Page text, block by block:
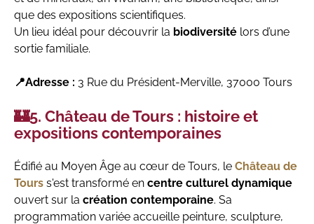
que des expositions scientifiques.
Un lieu idéal pour découvrir la biodiversité lors d’une
sortie familiale.​
📍Adresse : 3 Rue du Président-Merville, 37000 Tours
🏰5. Château de Tours : histoire et
expositions contemporaines
Édifié au Moyen Âge au cœur de Tours, le Château de
Tours s'est transformé en centre culturel dynamique
ouvert sur la création contemporaine. Sa
programmation variée accueille peinture, sculpture,